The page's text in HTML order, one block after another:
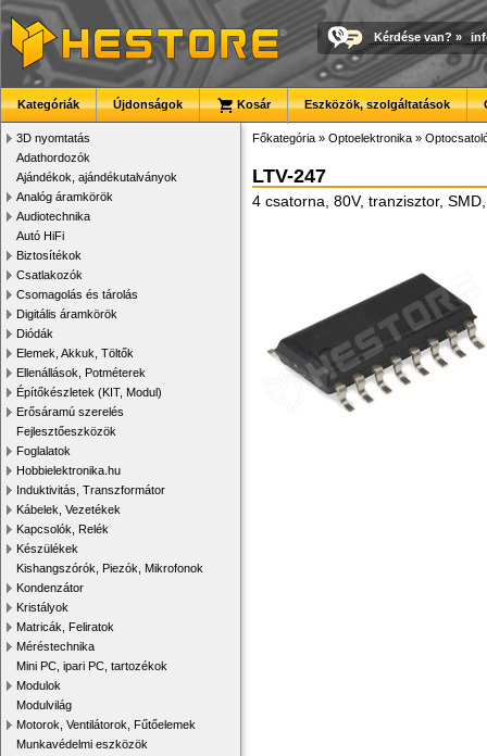
Kérdése van? »
Kategóriák Újdonságok Kosár Eszközök, szolgáltatások
3D nyomtatás
Adathordozók
Ajándékok, ajándékutalványok
Analóg áramkörök
Audiotechnika
Autó HiFi
Biztosítékok
Csatlakozók
Csomagolás és tárolás
Digitális áramkörök
Diódák
Elemek, Akkuk, Töltők
Ellenállások, Potméterek
Építőkészletek (KIT, Modul)
Erősáramú szerelés
Fejlesztőeszközök
Foglalatok
Hobbielektronika.hu
Induktivitás, Transzformátor
Kábelek, Vezetékek
Kapcsolók, Relék
Készülékek
Kishangszórók, Piezók, Mikrofonok
Kondenzátor
Kristályok
Matricák, Feliratok
Méréstechnika
Mini PC, ipari PC, tartozékok
Modulok
Modulvilág
Motorok, Ventilátorok, Fűtőelemek
Munkavédelmi eszközök
Főkategória » Optoelektronika »
LTV-247
4 csatorna, 80V, tranzisztor,